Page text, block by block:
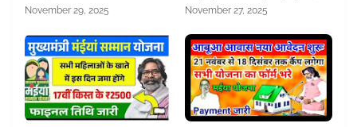
November 29, 2025 November 27, 2025